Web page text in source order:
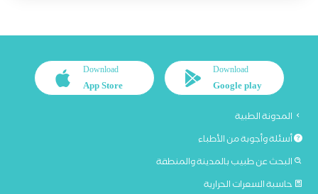
Download
Google play
Download
App Store
المدونة الطبية
أسئلة وأجوبة من الأطباء
البحث عن طبيب بالمدينة والمنطقة
حاسبة السعرات الحرارية